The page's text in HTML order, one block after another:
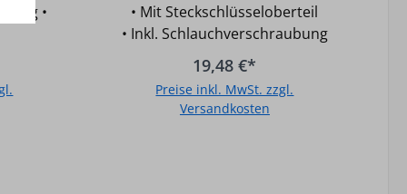
•
Rohrbelüfter
• Mit Steckschlüsseloberteil
• Inkl. Schlauchverschraubung
19,48 €*
Preise inkl. MwSt. zzgl.
Versandkosten